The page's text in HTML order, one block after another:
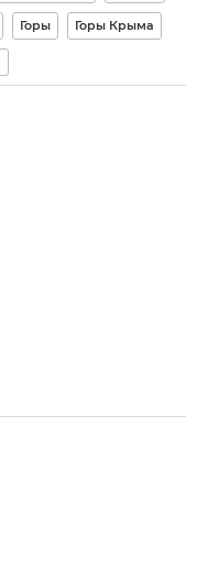
Горы Горы Крыма